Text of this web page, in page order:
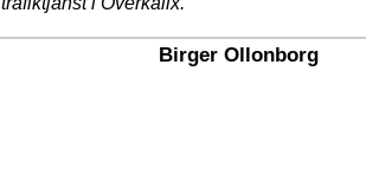
Birger Ollonborg